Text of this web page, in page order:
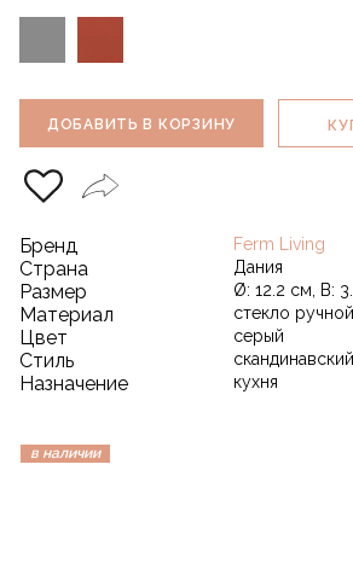
ДОБАВИТЬ В КОРЗИНУ
Бренд Ferm Living
Страна Дания
Размер Ø: 12.2 см, В:
Материал стекло
Цвет серый
Стиль скандинавский
Назначение кухня
в наличии